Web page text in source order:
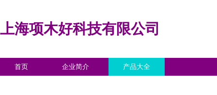
上海项木好科技有限公司
首页 企业简介 产品大全